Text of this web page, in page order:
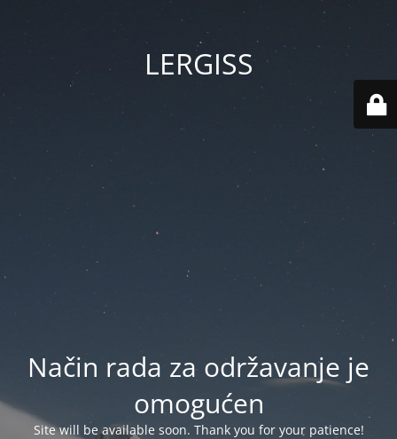
LERGISS
Način rada za održavanje je
omogućen
Site will be available soon. Thank you for your patience!